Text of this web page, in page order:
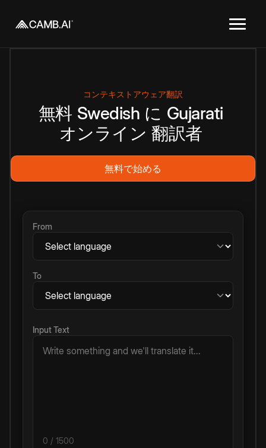
コンテキストアウェア翻訳
無料 Swedish に Gujarati
オンライン 翻訳者
無料で始める
From
To
Input Text
0 / 1500